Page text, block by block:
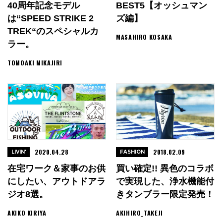
40周年記念モデル
は“SPEED STRIKE 2
TREK“のスペシャルカ
ラー。
TOMOAKI MIKAJIRI
BEST5【オッシュマン
ズ編】
MASAHIRO KOSAKA
在宅ワーク＆家事のお供
にしたい、アウトドアラ
ジオ8選。
AKIKO KIRIYA
LIVIN' 2020.04.28
買い確定!! 異色のコラボ
で実現した、浄水機能付
きタンブラー限定発売！
AKIHIRO_TAKEJI
FASHION 2018.02.09